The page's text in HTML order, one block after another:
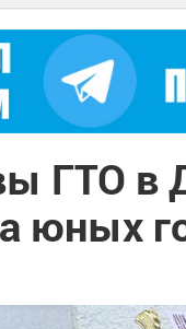
ГТО в
юных